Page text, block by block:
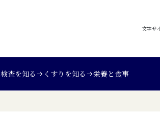
文字サ
検査を知る くすりを知る 栄養と食事